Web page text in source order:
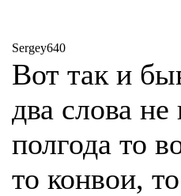
Sergey640
Вот так и
два слова
полгода то
то конвои,